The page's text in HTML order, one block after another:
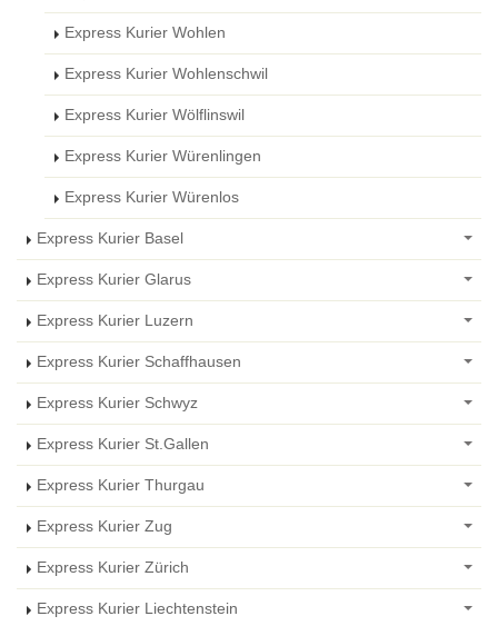
Express Kurier Wohlen
Express Kurier Wohlenschwil
Express Kurier Wölflinswil
Express Kurier Würenlingen
Express Kurier Würenlos
Express Kurier Basel
Express Kurier Glarus
Express Kurier Luzern
Express Kurier Schaffhausen
Express Kurier Schwyz
Express Kurier St.Gallen
Express Kurier Thurgau
Express Kurier Zug
Express Kurier Zürich
Express Kurier Liechtenstein